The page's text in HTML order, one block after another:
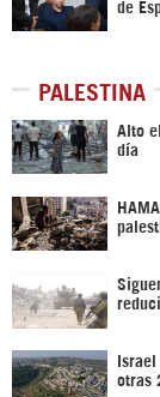
de
PALESTINA
Alto
día
otras